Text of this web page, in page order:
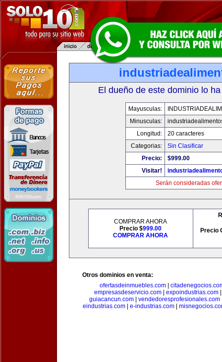
El dueño de este dominio lo
Mayusculas:
Minusculas:
Longitud:
20 caracteres
Categorias:
Sin Clasificar
Precio:
$999.00
Visitar!
Serán consideradas
COMPRAR AHORA
Precio $999.00
COMPRAR AHORA
Precio
Otros dominios en venta:
ofertasdeinmuebles.com
empresasdeservicio.com
expoindustrias.com
guiacancun.com| vendedoresprofesionales.com
eindustrias.com
e-industrias.com